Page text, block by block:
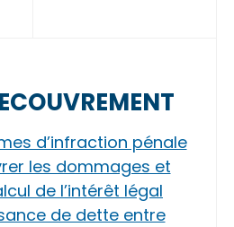
d’infraction pénale
les dommages et
de l’intérêt légal
de dette entre